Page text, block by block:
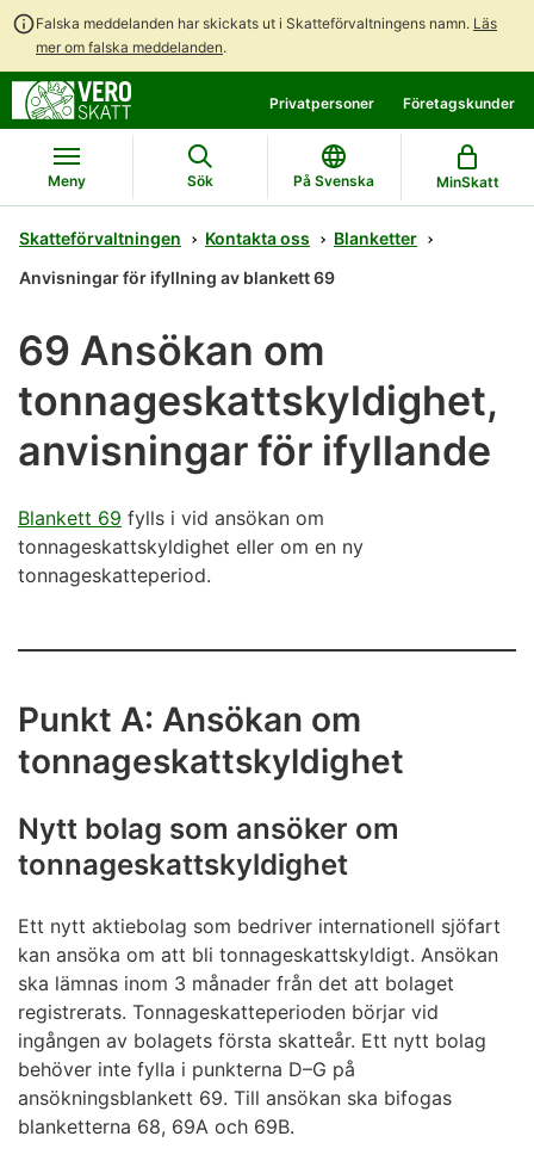
Falska meddelanden har skickats ut i Skatteförvaltningens namn. Läs
mer om falska meddelanden.
direkt
till
innehållet
till
hela
webbplatsens
sökning
Privatpersoner Företagskunder
Meny Sök På Svenska MinSkatt
Skatteförvaltningen Kontakta oss
Blanketter
Anvisningar för ifyllning av blankett 69
69 Ansökan om
tonnageskattskyldighet,
anvisningar för ifyllande
Blankett 69 fylls i vid ansökan om
tonnageskattskyldighet eller om en ny
tonnageskatteperiod.
Punkt A: Ansökan om
tonnageskattskyldighet
Nytt bolag som ansöker om
tonnageskattskyldighet
Ett nytt aktiebolag som bedriver internationell sjöfart
kan ansöka om att bli tonnageskattskyldigt. Ansökan
ska lämnas inom 3 månader från det att bolaget
registrerats. Tonnageskatteperioden börjar vid
ingången av bolagets första skatteår. Ett nytt bolag
behöver inte fylla i punkterna D–G på
ansökningsblankett 69. Till ansökan ska bifogas
blanketterna 68, 69A och 69B.